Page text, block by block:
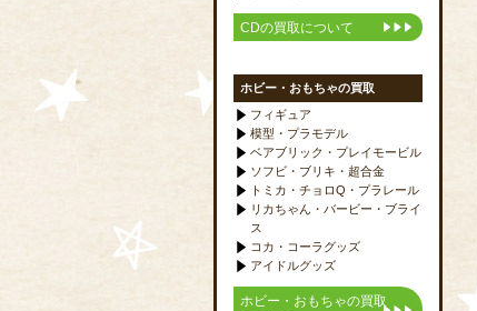
CDの買取について
ホビー・おもちゃの買取
フィギュア
模型・プラモデル
ベアブリック・プレイモービル
ソフビ・ブリキ・超合金
トミカ・チョロQ・プラレール
リカちゃん・バービー・ブライ
ス
コカ・コーラグッズ
アイドルグッズ
ホビー・おもちゃの買取